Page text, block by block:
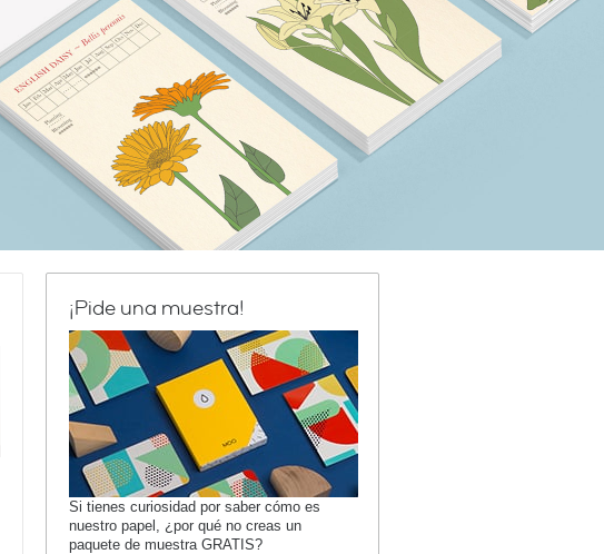
¡Pide una muestra!
Si tienes curiosidad por saber cómo es
nuestro papel, ¿por qué no creas un
paquete de muestra GRATIS?